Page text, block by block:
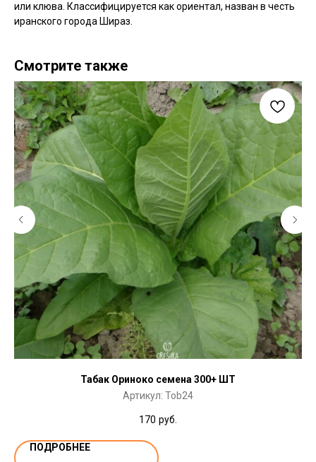
или клюва. Классифицируется как ориентал, назван в честь
иранского города Шираз.
Смотрите также
Табак Ориноко семена 300+ ШТ
Артикул: Tob24
170 руб.
ПОДРОБНЕЕ